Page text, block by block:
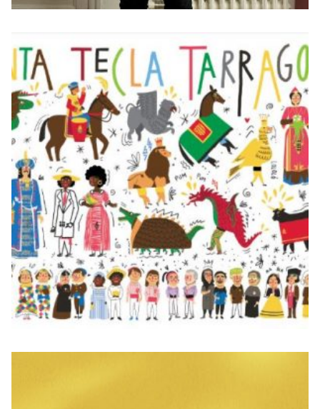
SANTA TECLA
TARRAGONA
€20,00–€50,00